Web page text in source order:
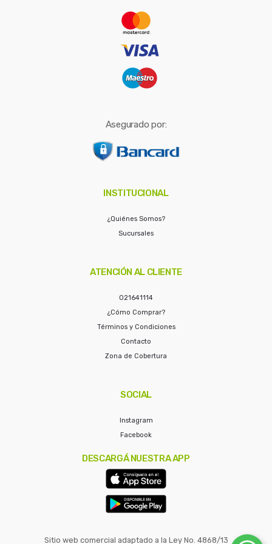
Asegurado por:
INSTITUCIONAL
¿Quiénes Somos?
Sucursales
ATENCIÓN AL CLIENTE
021641114
¿Cómo Comprar?
Términos y Condiciones
Contacto
Zona de Cobertura
SOCIAL
Instagram
Facebook
DESCARGÁ NUESTRA APP
Sitio web comercial adaptado a la Ley No. 4868/13